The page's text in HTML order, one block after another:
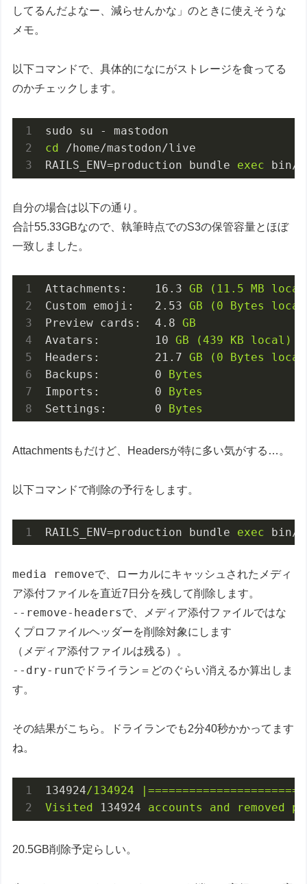
してるんだよなー、減らせんかな」のときに使えそうな
メモ。
以下コマンドで、具体的になにがストレージを食ってる
のかチェックします。
cd
/home/mastodon/live
RAILS_ENV=production bundle exec bin/
自分の場合は以下の通り。
合計55.33GBなので、執筆時点でのS3の保管容量とほぼ
一致しました。
Attachments: 16.3 GB (11.5 MB
Custom emoji:
2.53 GB (0 Bytes
Preview cards:
4.8 GB
Avatars:
10 GB (439 KB
local)
Headers:
21.7 GB (0 Bytes
Backups:
0
Bytes
Imports:
0
Bytes
Settings:
0 Bytes
Attachmentsもだけど、Headersが特に多い気がする…。
以下コマンドで削除の予行をします。
RAILS_ENV=production bundle exec bin/
media removeで、ローカルにキャッシュされたメディ
ア添付ファイルを直近7日分を残して削除します。
--remove-headersで、メディア添付ファイルではな
くプロファイルヘッダーを削除対象にします
（メディア添付ファイルは残る）。
--dry-runでドライラン＝どのぐらい消えるか算出しま
す。
その結果がこちら。ドライランでも2分40秒かかってます
ね。
134924/134924
Visited
134924 accounts and removed
20.5GB削除予定らしい。